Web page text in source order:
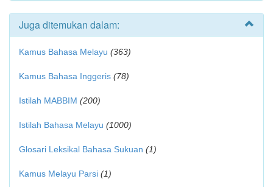
Juga ditemukan dalam:
Kamus Bahasa Melayu (363)
Kamus Bahasa Inggeris (78)
Istilah MABBIM (200)
Istilah Bahasa Melayu (1000)
Glosari Leksikal Bahasa Sukuan (1)
Kamus Melayu Parsi (1)